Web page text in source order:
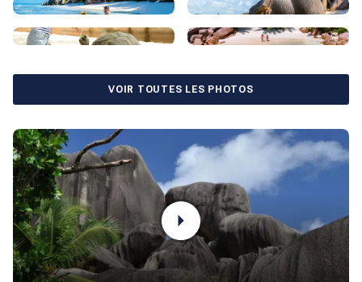
En quittant Mahé et le parc de Saint-Anne, vous vous dirigerez
sanctuaire de tortues, une forêt de Coco de Mer, ainsi que
d’autres plages et sites de plongée avec tuba. Curieuse fait
partie d’un groupe d’îles situées à une vingtaine de kilomètres
au nord-est de Mahé. Praslin possède des kilomètres de
plages immaculées, des restaurants, des centres de
villégiature, des sentiers de randonnée et des sites de plongée
et de snorkeling fantastiques. Juste à l’est se trouvent La
Digue et Anse Source d’Argent, l’une des plages les plus
pittoresques du monde.
Il ne s’agit là que de quelques-unes des îles intérieures, qui
peuvent occuper de nombreuses vacances. Les îles
VOIR TOUTES LES PHOTOS